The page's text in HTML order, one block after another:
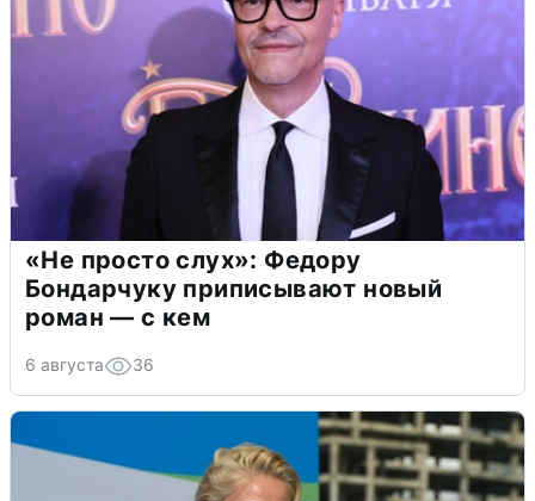
«Не просто слух»: Федору
Бондарчуку приписывают новый
роман — с кем
6 августа 36